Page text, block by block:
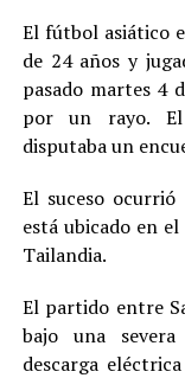
El fútbol asiático
de 24 años y
pasado martes 4
por un rayo.
disputaba un
El suceso
está ubicado en
Tailandia.
El partido entre
bajo una
descarga